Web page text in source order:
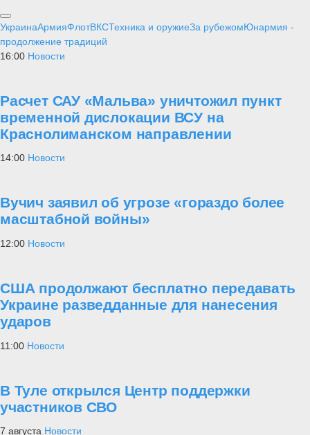
УкраинаАрмияФлотВКСТехника и оружиеЗа рубежомЮнармия -
продолжение традиций
16:00 Новости
Расчет САУ «Мальва» уничтожил пункт
временной дислокации ВСУ на
Краснолиманском направлении
14:00 Новости
Вучич заявил об угрозе «гораздо более
масштабной войны»
12:00 Новости
США продолжают бесплатно передавать
Украине разведданные для нанесения
ударов
11:00 Новости
В Туле открылся Центр поддержки
участников СВО
7 августа Новости